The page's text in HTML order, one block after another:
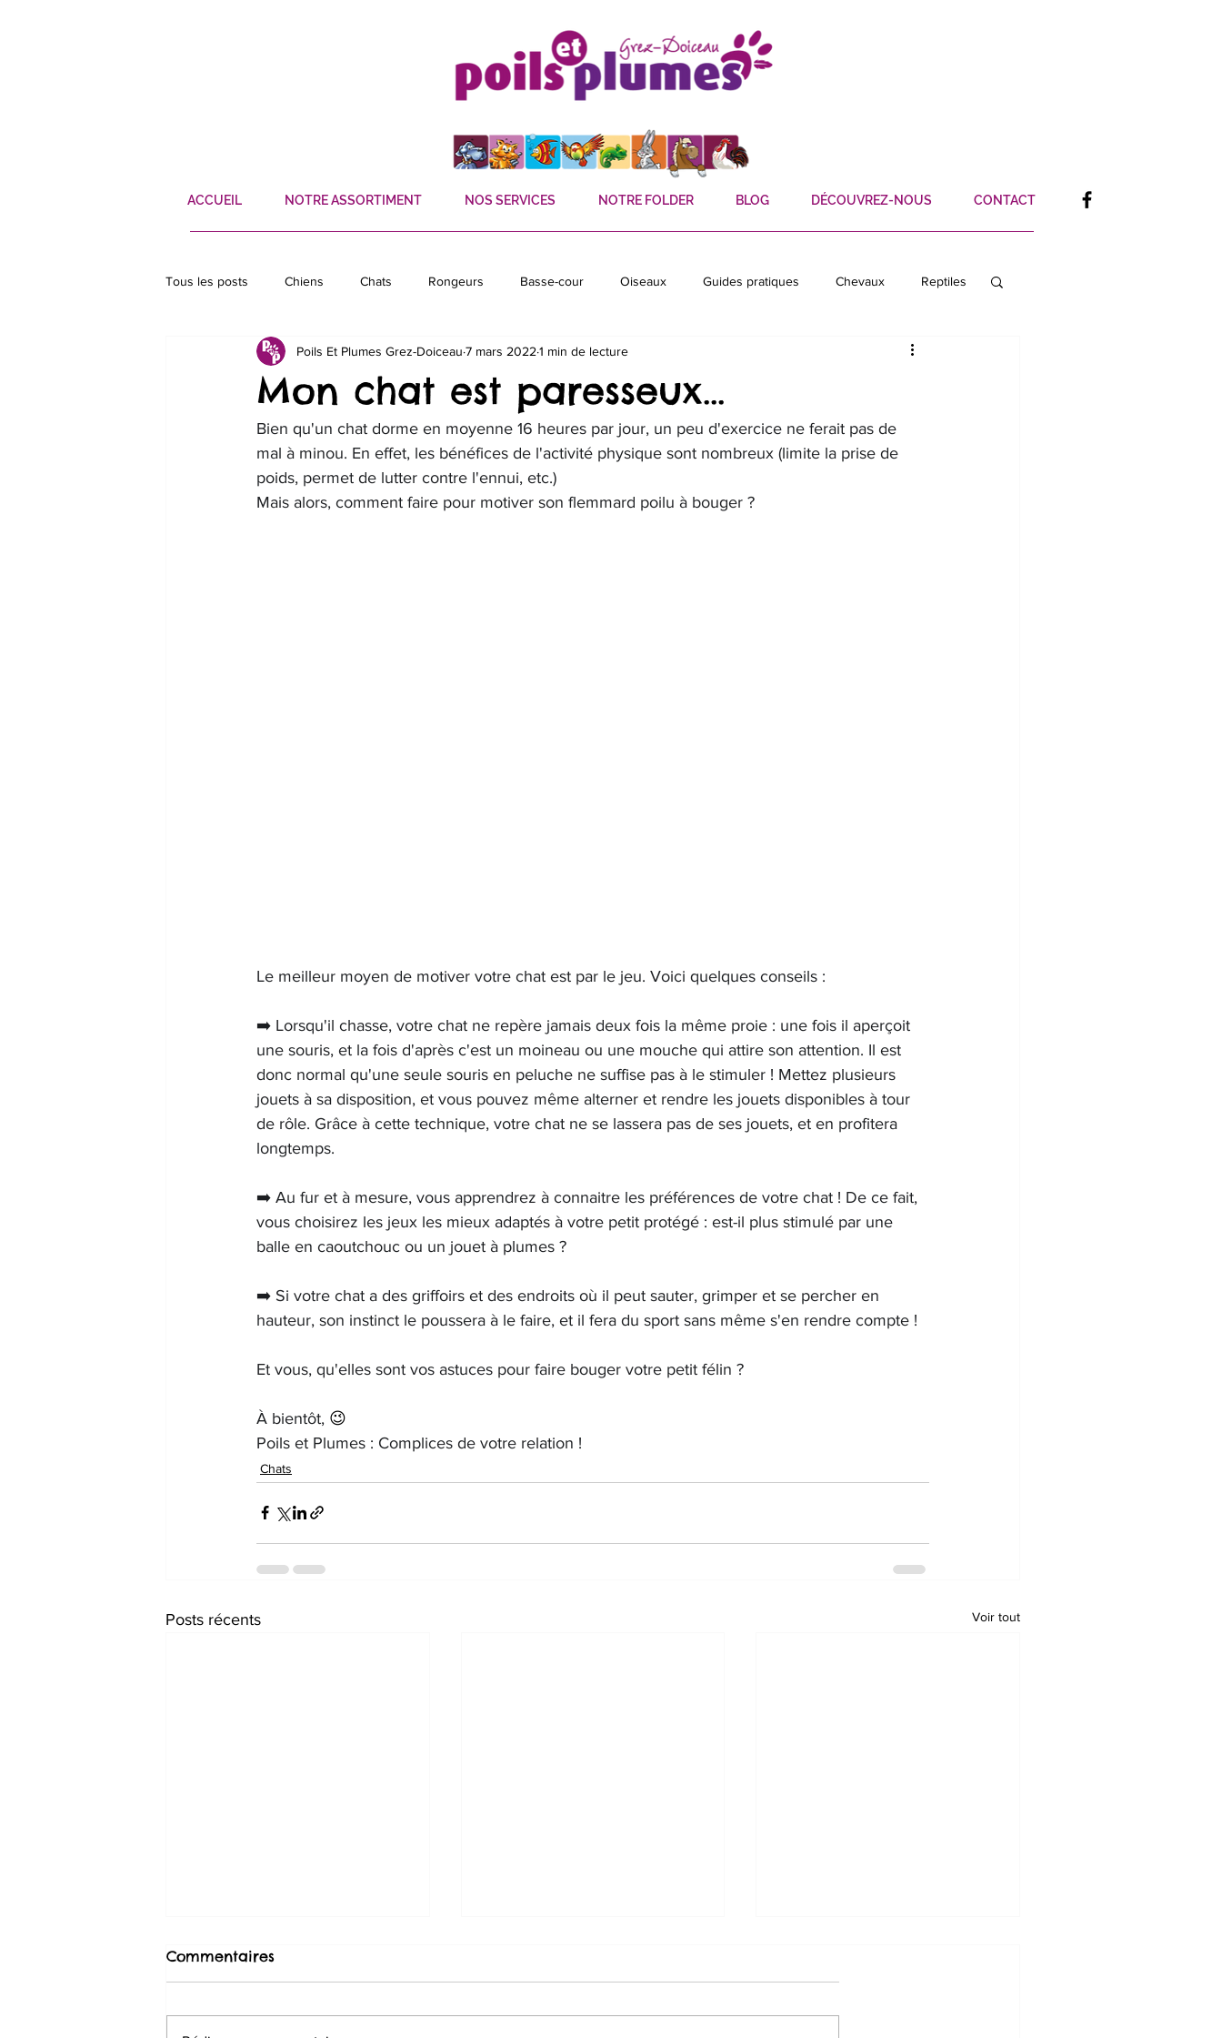
ACCUEIL NOTRE ASSORTIMENT NOS SERVICES NOTRE FOLDER BLOG DÉCOUVREZ-NOUS CONTACT
Tous les posts Chiens Chats Rongeurs Basse-cour Oiseaux Guides pratiques Chevaux Reptiles
Ecureuil Hérissons Chauves-souris
Mon chat est paresseux...
Poils Et Plumes Grez-Doiceau 7 mars 2022 1 min de lecture
Bien qu'un chat dorme en moyenne 16 heures par jour, un peu d'exercice ne ferait pas de
mal à minou. En effet, les bénéfices de l'activité physique sont nombreux (limite la prise de
poids, permet de lutter contre l'ennui, etc.)
Mais alors, comment faire pour motiver son flemmard poilu à bouger ?
Le meilleur moyen de motiver votre chat est par le jeu. Voici quelques conseils :
➡️ Lorsqu'il chasse, votre chat ne repère jamais deux fois la même proie : une fois il aperçoit
une souris, et la fois d'après c'est un moineau ou une mouche qui attire son attention. Il est
donc normal qu'une seule souris en peluche ne suffise pas à le stimuler ! Mettez plusieurs
jouets à sa disposition, et vous pouvez même alterner et rendre les jouets disponibles à tour
de rôle. Grâce à cette technique, votre chat ne se lassera pas de ses jouets, et en profitera
longtemps.
➡️ Au fur et à mesure, vous apprendrez à connaitre les préférences de votre chat ! De ce fait,
vous choisirez les jeux les mieux adaptés à votre petit protégé : est-il plus stimulé par une
balle en caoutchouc ou un jouet à plumes ?
➡️ Si votre chat a des griffoirs et des endroits où il peut sauter, grimper et se percher en
hauteur, son instinct le poussera à le faire, et il fera du sport sans même s'en rendre compte !
Et vous, qu'elles sont vos astuces pour faire bouger votre petit félin ?
À bientôt, 😉
Poils et Plumes : Complices de votre relation !
Chats
Posts récents Voir tout
Commentaires